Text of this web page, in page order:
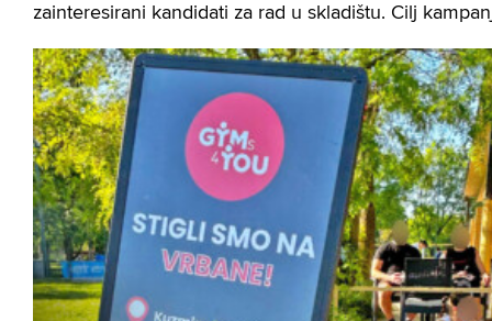
zainteresirani kandidati za rad u skladištu. Cilj